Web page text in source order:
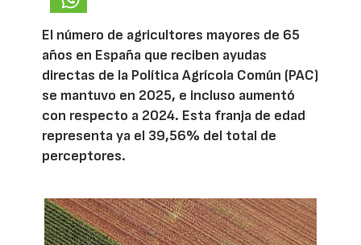
El número de agricultores mayores de 65
años en España que reciben ayudas
directas de la Política Agrícola Común (PAC)
se mantuvo en 2025, e incluso aumentó
con respecto a 2024. Esta franja de edad
representa ya el 39,56% del total de
perceptores.